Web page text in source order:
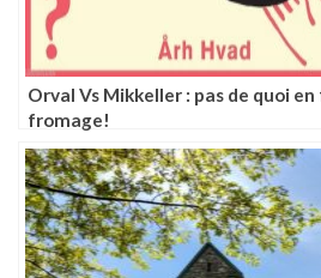
Orval Vs Mikkeller : pas de quoi
fromage!